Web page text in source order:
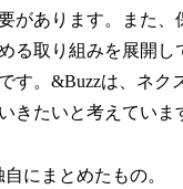
があります。また
る取り組みを展開
。&Buzzは、ネク
きたいと考えていま
自にまとめたもの。